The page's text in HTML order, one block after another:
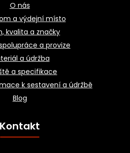
O nás
a výdejní místo
kvalita a značky
a provize
a údržba
a specifikace
k sestavení a údržbě
Blog
Kontakt